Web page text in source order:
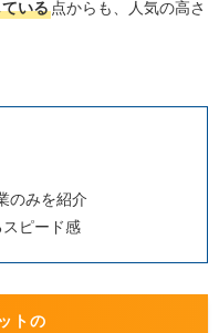
ーを無視しても大丈
はどの地域で開催され
卒でも使えますか？
でも使えますか？
就きたい仕事ランキン
わかった、プロと一
いる点からも、人気の高さ
のみを紹介
ピード感
トの